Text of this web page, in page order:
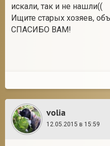
искали, так и не нашли((
Ищите старых хозяев,
СПАСИБО ВАМ!
volia
12.05.2015 в 15:59